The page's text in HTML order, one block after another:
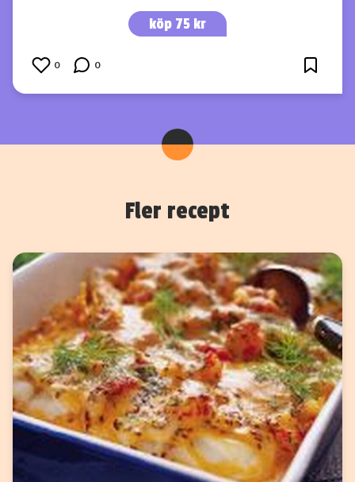
köp 75 kr
0 0
Fler recept